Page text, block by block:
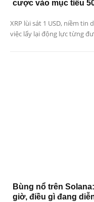
cược vào mục tiêu
XRP lùi sát 1 USD, niềm tin
việc lấy lại động lực từng
Bùng nổ trên
giờ, điều gì đang